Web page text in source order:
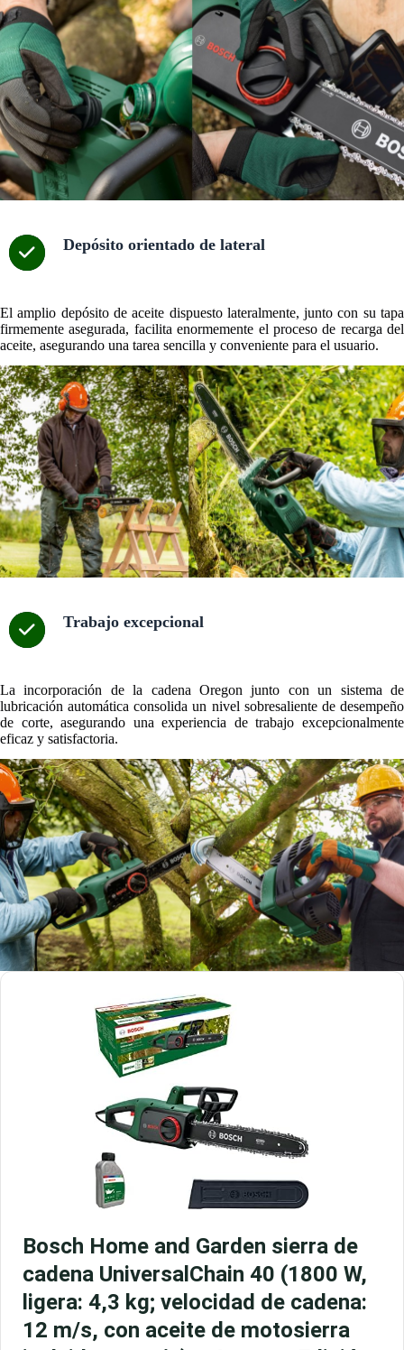
Depósito orientado de lateral
El amplio depósito de aceite dispuesto lateralmente, junto con su tapa
firmemente asegurada, facilita enormemente el proceso de recarga del
aceite, asegurando una tarea sencilla y conveniente para el usuario.
Trabajo excepcional
La incorporación de la cadena Oregon junto con un sistema de
lubricación automática consolida un nivel sobresaliente de desempeño
de corte, asegurando una experiencia de trabajo excepcionalmente
eficaz y satisfactoria.
Bosch Home and Garden sierra de
cadena UniversalChain 40 (1800 W,
ligera: 4,3 kg; velocidad de cadena:
12 m/s, con aceite de motosierra